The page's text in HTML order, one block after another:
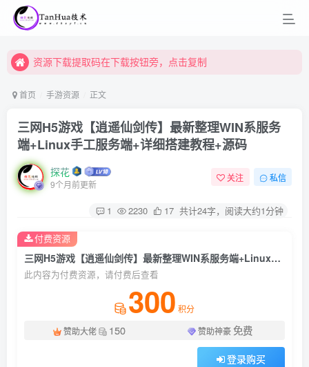
资源下载提取码在下载按钮旁，点击复制
资源下载提取码在下载按钮旁，点击复制
首页 手游资源 正文
三网H5游戏【逍遥仙剑传】最新整理WIN系服务
端+Linux手工服务端+详细搭建教程+源码
探花
9个月前更新
关注 私信
1 2230 17 共计24字，阅读大约1分钟
三网H5游戏【逍遥仙剑传】最新整理WIN系服务端+Linux手工服务端+详细搭建教程+源码
此内容为付费资源，请付费后查看
300 积分
赞助大佬
150 赞助神豪 免费
登录购买
付费资源